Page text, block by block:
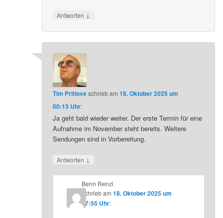
Antworten ↓
Tim Pritloveschriebam18. Oktober 2025 um
00:13 Uhr:
Ja geht bald wieder weiter. Der erste Termin für eine
Aufnahme im November steht bereits. Weitere
Sendungen sind in Vorbereitung.
Antworten ↓
Benn Renzi
schriebam 18. Oktober 2025 um
07:55 Uhr: